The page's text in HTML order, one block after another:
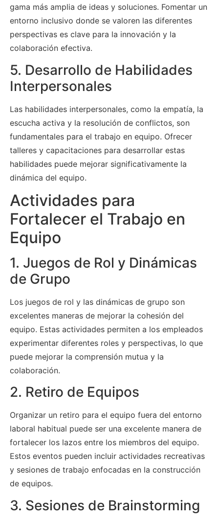
gama más amplia de ideas y soluciones. Fomentar un
entorno inclusivo donde se valoren las diferentes
perspectivas es clave para la innovación y la
colaboración efectiva.
5. Desarrollo de Habilidades
Interpersonales
Las habilidades interpersonales, como la empatía, la
escucha activa y la resolución de conflictos, son
fundamentales para el trabajo en equipo. Ofrecer
talleres y capacitaciones para desarrollar estas
habilidades puede mejorar significativamente la
dinámica del equipo.
Actividades para
Fortalecer el Trabajo en
Equipo
1. Juegos de Rol y Dinámicas
de Grupo
Los juegos de rol y las dinámicas de grupo son
excelentes maneras de mejorar la cohesión del
equipo. Estas actividades permiten a los empleados
experimentar diferentes roles y perspectivas, lo que
puede mejorar la comprensión mutua y la
colaboración.
2. Retiro de Equipos
Organizar un retiro para el equipo fuera del entorno
laboral habitual puede ser una excelente manera de
fortalecer los lazos entre los miembros del equipo.
Estos eventos pueden incluir actividades recreativas
y sesiones de trabajo enfocadas en la construcción
de equipos.
3. Sesiones de Brainstorming